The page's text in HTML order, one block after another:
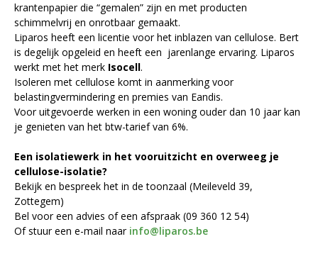
krantenpapier die “gemalen” zijn en met producten
schimmelvrij en onrotbaar gemaakt.
Liparos heeft een licentie voor het inblazen van cellulose. Bert
is degelijk opgeleid en heeft een jarenlange ervaring. Liparos
werkt met het merk Isocell.
Isoleren met cellulose komt in aanmerking voor
belastingvermindering en premies van Eandis.
Voor uitgevoerde werken in een woning ouder dan 10 jaar kan
je genieten van het btw-tarief van 6%.
Een isolatiewerk in het vooruitzicht en overweeg je
cellulose-isolatie?
Bekijk en bespreek het in de toonzaal (Meileveld 39,
Zottegem)
Bel voor een advies of een afspraak (09 360 12 54)
Of stuur een e-mail naar info@liparos.be